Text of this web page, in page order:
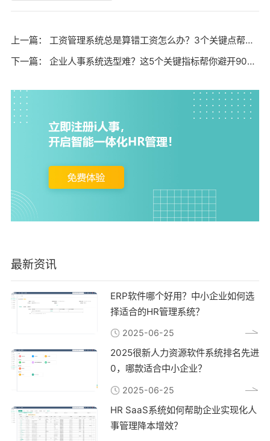
上一篇： 工资管理系统总是算错工资怎么办？3个关键点帮你薪资核算难题
下一篇： 企业人事系统选型难？这5个关键指标帮你避开90%的坑
最新资讯
ERP软件哪个好用？中小企业如何选
择适合的HR管理系统？
2025-06-25
2025很新人力资源软件系统排名先进
0，哪款适合中小企业？
2025-06-25
HR SaaS系统如何帮助企业实现化人
事管理降本增效？